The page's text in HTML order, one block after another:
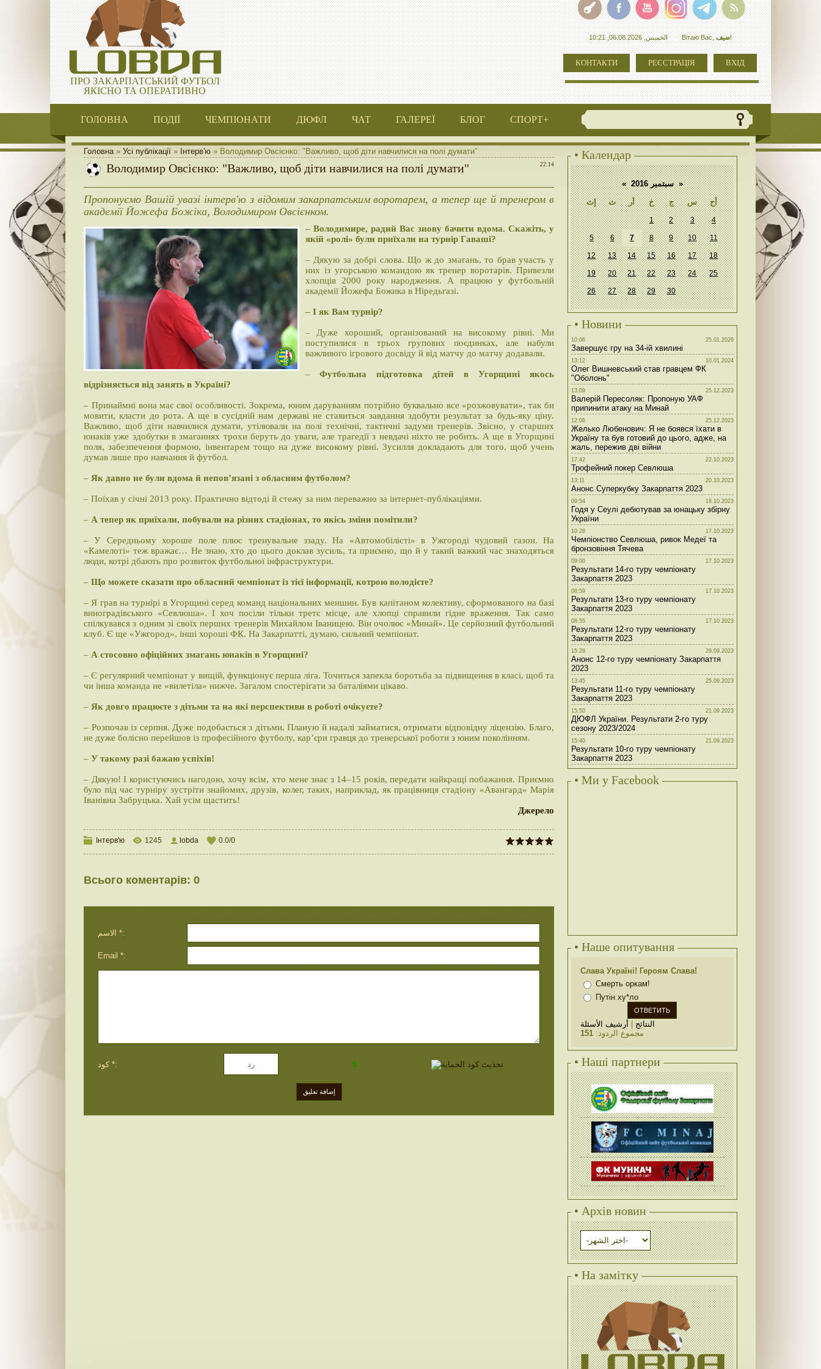
ПРО ЗАКАРПАТСЬКИЙ ФУТБОЛ
ЯКІСНО ТА ОПЕРАТИВНО
الخميس, 06.08.2026, 10:21 Вітаю Вас,ضيف!
КОНТАКТИ РЕЄСТРАЦІЯ ВХІД
ГОЛОВНА ПОДІЇ ЧЕМПІОНАТИ ДЮФЛ ЧАТ ГАЛЕРЕЇ БЛОГ СПОРТ+
Головна» Усі публікації » Інтерв'ю » Володимир Овсієнко: "Важливо, щоб діти навчилися на полі думати"
22:14
Володимир Овсієнко: "Важливо, щоб діти навчилися на полі думати"
Пропонуємо Вашій увазі інтерв'ю з відомим закарпатським воротарем, а тепер ще й тренером в
академії Йожефа Божіка, Володимиром Овсієнком.
– Володимире, радий Вас знову бачити вдома. Скажіть, у
якій «ролі» були приїхали на турнір Гаваші?
– Дякую за добрі слова. Що ж до змагань, то брав участь у
них із угорською командою як тренер воротарів. Привезли
хлопців 2000 року народження. А працюю у футбольній
академії Йожефа Божика в Ніредьгазі.
– І як Вам турнір?
– Дуже хороший, організований на високому рівні. Ми
поступилися в трьох групових поєдинках, але набули
важливого ігрового досвіду й від матчу до матчу додавали.
–Футбольна підготовка дітей в Угорщині якось
відрізняється від занять в Україні?
– Принаймні вона має свої особливості. Зокрема, юним даруванням потрібно буквально все «розжовувати», так би
мовити, класти до рота. А ще в сусідній нам державі не ставиться завдання здобути результат за будь-яку ціну.
Важливо, щоб діти навчилися думати, утілювали на полі технічні, тактичні задуми тренерів. Звісно, у старших
юнаків уже здобутки в змаганнях трохи беруть до уваги, але трагедії з невдачі ніхто не робить. А ще в Угорщині
поля, забезпечення формою, інвентарем тощо на дуже високому рівні. Зусилля докладають для того, щоб учень
думав лише про навчання й футбол.
– Як давно не були вдома й непов’язані з обласним футболом?
– Поїхав у січні 2013 року. Практично відтоді й стежу за ним переважно за інтернет-публікаціями.
– А тепер як приїхали, побували на різних стадіонах, то якісь зміни помітили?
– У Середньому хороше поле плюс тренувальне ззаду. На «Автомобілісті» в Ужгороді чудовий газон. На
«Камелоті» теж вражає… Не знаю, хто до цього доклав зусиль, та приємно, що й у такий важкий час знаходяться
люди, котрі дбають про розвиток футбольної інфраструктури.
– Що можете сказати про обласний чемпіонат із тієї інформації, котрою володієте?
– Я грав на турнірі в Угорщині серед команд національних меншин. Був капітаном колективу, сформованого на базі
виноградівського «Севлюша». І хоч посіли тільки третє місце, але хлопці справили гідне враження. Так само
спілкувався з одним зі своїх перших тренерів Михайлом Іваницею. Він очолює «Минай». Це серйозний футбольний
клуб. Є ще «Ужгород», інші хороші ФК. На Закарпатті, думаю, сильний чемпіонат.
– А стосовно офіційних змагань юнаків в Угорщині?
– Є регулярний чемпіонат у вищій, функціонує перша ліга. Точиться запекла боротьба за підвищення в класі, щоб та
чи інша команда не «вилетіла» нижче. Загалом спостерігати за баталіями цікаво.
– Як довго працюєте з дітьми та на які перспективи в роботі очікуєте?
– Розпочав із серпня. Дуже подобається з дітьми. Планую й надалі займатися, отримати відповідну ліцензію. Благо,
не дуже болісно перейшов із професійного футболу, кар’єри гравця до тренерської роботи з юним поколінням.
– У такому разі бажаю успіхів!
– Дякую! І користуючись нагодою, хочу всім, хто мене знає з 14–15 років, передати найкращі побажання. Приємно
було під час турніру зустріти знайомих, друзів, колег, таких, наприклад, як працівниця стадіону «Авангард» Марія
Іванівна Забруцька. Хай усім щастить!
Джерело
Інтерв'ю 1245 lobda 0.0/0
Всього коментарів: 0
الاسم *:
Email *:
كود *:
• Календар
« سبتمبر 2016 »
إث
ث أر خ ج س أح
1 2 3 4
5 6 7 8 9 10 11
12 13 14 15 16 17 18
19 20 21 22 23 24 25
26 27 28 29 30
• Новини
10:06 25.01.2026
Завершує гру на 34-ій хвилині
13:12 10.01.2024
Олег Вишневський став гравцем ФК
"Оболонь"
13:09 25.12.2023
Валерій Пересоляк: Пропоную УАФ
припинити атаку на Минай
12:08 25.12.2023
Желько Любенович: Я не боявся їхати в
Україну та був готовий до цього, адже, на
жаль, пережив дві війни
17:42 22.10.2023
Трофейний покер Севлюша
13:11 20.10.2023
Анонс Суперкубку Закарпаття 2023
09:54 18.10.2023
Годя у Сеулі дебютував за юнацьку збірну
України
10:28 17.10.2023
Чемпіонство Севлюша, ривок Медеї та
бронзовіння Тячева
09:00 17.10.2023
Результати 14-го туру чемпіонату
Закарпаття 2023
08:59 17.10.2023
Результати 13-го туру чемпіонату
Закарпаття 2023
08:55 17.10.2023
Результати 12-го туру чемпіонату
Закарпаття 2023
15:28 29.09.2023
Анонс 12-го туру чемпіонату Закарпаття
2023
13:45 25.09.2023
Результати 11-го туру чемпіонату
Закарпаття 2023
15:50 21.09.2023
ДЮФЛ України. Результати 2-го туру
сезону 2023/2024
15:40 21.09.2023
Результати 10-го туру чемпіонату
Закарпаття 2023
• Ми у Facebook
• Наше опитування
Слава Україні! Героям Слава!
Смерть оркам!
Путін ху*ло
النتائج
أرشيف الأسئلة
مجموع الردود:151
• Наші партнери
• Архів новин
• На замітку